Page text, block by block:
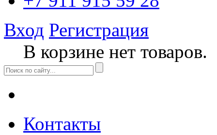
Вход Регистрация
В корзине нет товаров.
Контакты